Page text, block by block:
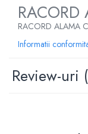
Automatizare
pardoseala
Kituri incalzire in
pardoseala
Distribuitoare
RACORD ALAMA
Informatii
Review-uri